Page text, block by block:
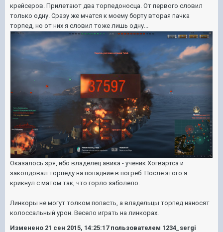
крейсеров. Прилетают два торпедоносца. От первого словил
только одну. Сразу же мчатся к моему борту вторая пачка
торпед, но от них я словил тоже лишь одну...
Оказалось зря, ибо владелец авика - ученик Хогвартса и
заколдовал торпеду на попадние в погреб. После этого я
крикнул с матом так, что горло заболело.
Линкоры не могут толком попасть, а владельцы торпед наносят
колоссальный урон. Весело играть на линкорах.
Изменено 21 сен 2015, 14:25:17пользователем 1234_sergi